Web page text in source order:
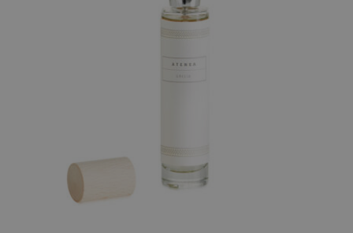
AÑADIR AL CARRITO